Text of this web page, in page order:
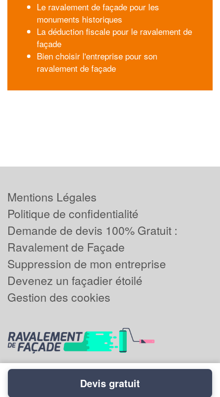
Le ravalement de façade pour les
monuments historiques
La déduction fiscale pour le ravalement de
façade
Bien choisir l'entreprise pour son
ravalement de façade
Mentions Légales
Politique de confidentialité
Demande de devis 100% Gratuit :
Ravalement de Façade
Suppression de mon entreprise
Devenez un façadier étoilé
Gestion des cookies
Powered byPlus que pro
Devis gratuit